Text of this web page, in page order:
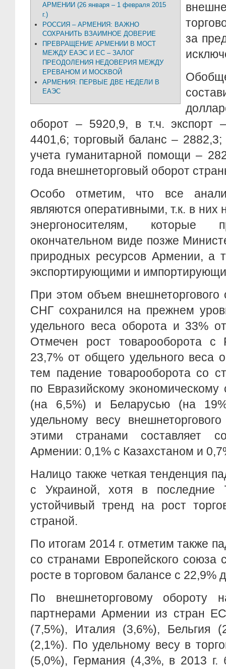
АРМЕНИИ (26 января – 1 февраля 2015
г.)
РОССИЯ – АРМЕНИЯ: ВАЖНО
СОХРАНИТЬ ВЗАИМНОЕ ДОВЕРИЕ
ПРЕВРАЩЕНИЕ АРМЕНИИ В МОСТ
МЕЖДУ ЕАЭС И ЕС – ЗАЛОГ
ПРЕОДОЛЕНИЯ НЕДОВЕРИЯ МЕЖДУ
ЕРЕВАНОМ И МОСКВОЙ
АРМЕНИЯ: ПЕРВЫЕ ДВЕ НЕДЕЛИ В
ЕАЭС
за
оборот – 5920,9, в т.ч.
4401,6; торговый баланс –
учета гуманитарной помощи –
года внешнеторговый оборот
Особо отметим, что все
являются оперативными, т.к. в них
энергоносителям, которые
окончательном виде позже
природных ресурсов Армении, а
экспортирующими и
При этом объем внешнеторгового
СНГ сохранился на прежнем
удельного веса оборота и 33%
Отмечен рост товарооборота
23,7% от общего удельного веса
тем падение товарооборота со
по Евразийскому
(на 6,5%) и Беларусью (на
удельному весу
этими странами составляет
Армении: 0,1% с Казахстаном и
Налицо также четкая тенденция
с Украиной, хотя в последние
устойчивый тренд на рост
страной.
По итогам 2014 г. отметим также
со странами Европейского союза
росте в торговом балансе с 22,9%
По внешнеторговому обороту
партнерами Армении из стран
(7,5%), Италия (3,6%), Бельгия
(2,1%). По удельному весу в
(5,0%), Германия (4,3%, в 2013